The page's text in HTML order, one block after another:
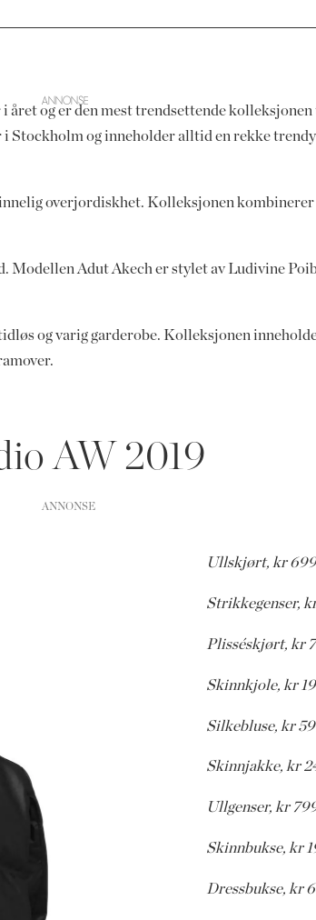
og er den mest trendsettende
Stockholm og inneholder alltid en rekke
overjordiskhet. Kolleksjonen kombinerer
Adut Akech er stylet av Ludivine
og varig garderobe. Kolleksjonen
AW 2019
Ullskjørt, kr
Strikkegenser,
Plisséskjørt, kr
Skinnkjole, kr
Silkebluse, kr
Skinnjakke, kr
Ullgenser, kr
Skinnbukse, kr
Dressbukse, kr